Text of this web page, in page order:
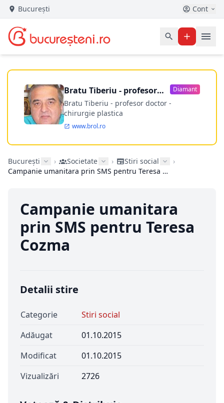
București Cont
Bratu Tiberiu - profesor
doctor
Diamant
Bratu Tiberiu - profesor doctor -
chirurgie plastica
www.brol.ro
București › Societate › Stiri social
›
Campanie umanitara prin SMS pentru Teresa Cozma
Campanie umanitara
prin SMS pentru Teresa
Cozma
Detalii stire
Categorie
Stiri social
Adăugat
01.10.2015
Modificat
01.10.2015
Vizualizări
2726